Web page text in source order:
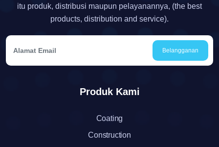
itu produk, distribusi maupun pelayanannya, (the best
products, distribution and service).
Belangganan
Produk Kami
Coating
Construction